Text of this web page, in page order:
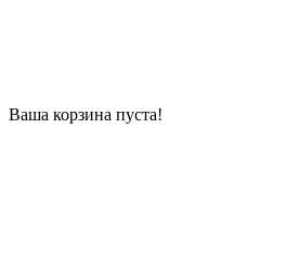
Ваша корзина пуста!